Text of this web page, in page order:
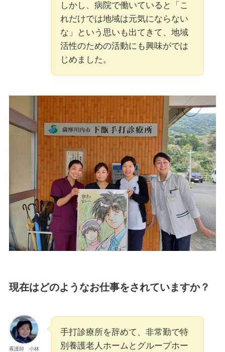
しかし、病院で働いていると「こ
れだけでは地域は元気にならない
な」という思いも出てきて、地域
活性のための活動にも興味がでは
じめました。
現在はどのようなお仕事をされていますか？
看護師 小林
手打診療所を辞めて、非常勤で特
別養護老人ホームとグループホー